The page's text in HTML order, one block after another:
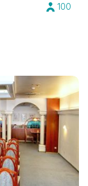
100